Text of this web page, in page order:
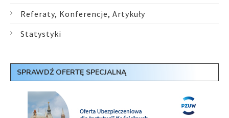
Referaty, Konferencje, Artykuły
Statystyki
SPRAWDŹ OFERTĘ SPECJALNĄ